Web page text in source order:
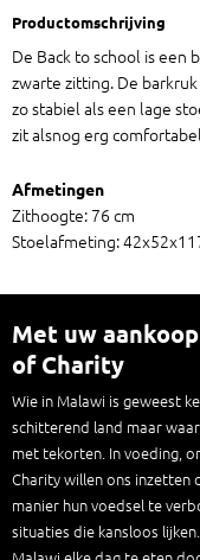
Productomschrijving
De Back to school is
zwarte zitting. De
zo stabiel als een lage
zit alsnog erg
Afmetingen
Zithoogte: 76 cm
Stoelafmeting:
Met uw
of Charity
Wie in Malawi is geweest
schitterend land maar
met tekorten. In voeding,
Charity willen ons
manier hun voedsel te
situaties die kansloos